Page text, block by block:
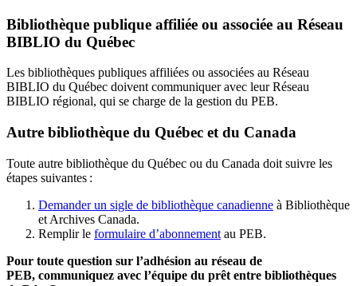
Bibliothèque publique affiliée ou associée au Réseau
BIBLIO du Québec
Les bibliothèques publiques affiliées ou associées au Réseau
BIBLIO du Québec doivent communiquer avec leur Réseau
BIBLIO régional, qui se charge de la gestion du PEB.
Autre bibliothèque du Québec et du Canada
Toute autre bibliothèque du Québec ou du Canada doit suivre les
étapes suivantes :
Demander un sigle de bibliothèque canadienne à Bibliothèque
et Archives Canada.
Remplir le formulaire d’abonnement au PEB.
Pour toute question sur l’adhésion au réseau de
PEB, communiquez avec l’équipe du prêt entre bibliothèques